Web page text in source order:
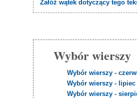
Załóż wątek dotyczący tego
Wybór wierszy
Wybór wierszy -
Wybór wierszy - lipiec
Wybór wierszy -